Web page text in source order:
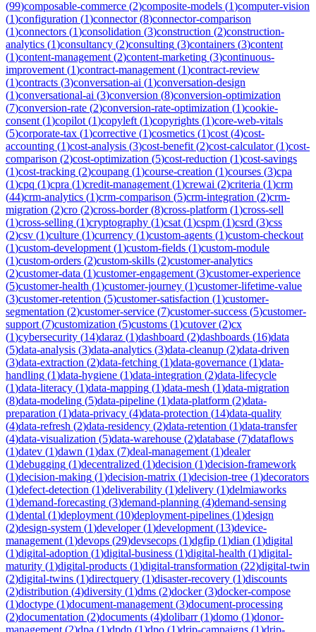
(99)composable-commerce (2)composite-models (1)computer-vision
(1)configuration (1)connector(8)connector-comparison
(1)connectors (1)consolidation (3)construction (2)construction-
analytics (1)consultancy (2)consulting (3)containers (3)content
(1)content-management (2)content-marketing (3)continuous-
improvement (1)contract-management (1)contract-review
(1)contracts (3)conversation-ai (1)conversation-design
(1)conversational-ai (3)conversion (8)conversion-optimization
(7)conversion-rate (2)conversion-rate-optimization (1)cookie-
consent (1)copilot (1)copyleft (1)copyrights (1)core-web-vitals
(5)corporate-tax (1)corrective (1)cosmetics (1)cost (4)cost-
accounting (1)cost-analysis (3)cost-benefit (2)cost-calculator(1)cost-
comparison (2)cost-optimization (5)cost-reduction (1)cost-savings
(1)cost-tracking (2)coupang (1)course-creation (1)courses (3)cpa
(1)cpq (1)cpra (1)credit-management (1)crewai (2)criteria (1)crm
(44)crm-analytics (1)crm-comparison (5)crm-integration (2)crm-
migration (2)cro (2)cross-border(8)cross-platform (1)cross-sell
(1)cross-selling (1)cryptography (1)csat (1)cspm (1)csrd (3)css
(2)csv (1)culture (1)currency (1)custom-agents (1)custom-checkout
(1)custom-development (1)custom-fields (1)custom-module
(1)custom-orders (2)custom-skills (2)customer-analytics
(2)customer-data (1)customer-engagement (3)customer-experience
(5)customer-health (1)customer-journey (1)customer-lifetime-value
(3)customer-retention (5)customer-satisfaction (1)customer-
segmentation (2)customer-service (7)customer-success (5)customer-
support (7)customization (5)customs (1)cutover(2)cx
(1)cybersecurity (14)daraz (1)dashboard (2)dashboards (16)data
(5)data-analysis (3)data-analytics (3)data-cleanup (2)data-driven
(3)data-extraction (2)data-fetching (1)data-governance (1)data-
handling (1)data-hygiene (1)data-integration (2)data-lifecycle
(1)data-literacy (1)data-mapping (1)data-mesh (1)data-migration
(8)data-modeling (5)data-pipeline (1)data-platform (2)data-
preparation (1)data-privacy (4)data-protection (14)data-quality
(4)data-refresh (2)data-residency (2)data-retention (1)data-transfer
(4)data-visualization (5)data-warehouse (2)database (7)dataflows
(1)datev (1)dawn (1)dax (7)deal-management (1)dealer
(1)debugging (1)decentralized (1)decision (1)decision-framework
(1)decision-making (1)decision-matrix (1)decision-tree (1)decorators
(1)defect-detection (1)deliverability (1)delivery (1)delmiaworks
(1)demand-forecasting (3)demand-planning (4)demand-sensing
(1)dental (1)deployment (10)deployment-pipelines (1)design
(2)design-system (1)developer(1)development (13)device-
management (1)devops (29)devsecops (1)dgfip (1)dian (1)digital
(1)digital-adoption (1)digital-business (1)digital-health (1)digital-
maturity (1)digital-products (1)digital-transformation (22)digital-twin
(2)digital-twins (1)directquery (1)disaster-recovery (1)discounts
(2)distribution (4)diversity (1)dms (2)docker(3)docker-compose
(1)doctype (1)document-management (3)document-processing
(2)documentation (2)documents (4)dolibarr(1)domo (1)donor-
management (2)dpa (1)dpdp (1)dpo (1)drip-campaigns (1)drip-